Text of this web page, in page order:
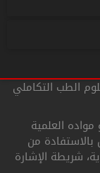
الطب التكاملي
العلمية
من
شريطة الإشارة